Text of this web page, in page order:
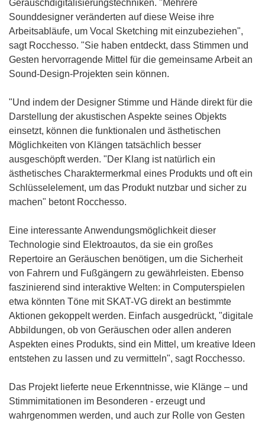
Geräuschdigitalisierungstechniken. "Mehrere
Sounddesigner veränderten auf diese Weise ihre
Arbeitsabläufe, um Vocal Sketching mit einzubeziehen",
sagt Rocchesso. "Sie haben entdeckt, dass Stimmen und
Gesten hervorragende Mittel für die gemeinsame Arbeit an
Sound-Design-Projekten sein können.
"Und indem der Designer Stimme und Hände direkt für die
Darstellung der akustischen Aspekte seines Objekts
einsetzt, können die funktionalen und ästhetischen
Möglichkeiten von Klängen tatsächlich besser
ausgeschöpft werden. "Der Klang ist natürlich ein
ästhetisches Charaktermerkmal eines Produkts und oft ein
Schlüsselelement, um das Produkt nutzbar und sicher zu
machen" betont Rocchesso.
Eine interessante Anwendungsmöglichkeit dieser
Technologie sind Elektroautos, da sie ein großes
Repertoire an Geräuschen benötigen, um die Sicherheit
von Fahrern und Fußgängern zu gewährleisten. Ebenso
faszinierend sind interaktive Welten: in Computerspielen
etwa könnten Töne mit SKAT-VG direkt an bestimmte
Aktionen gekoppelt werden. Einfach ausgedrückt, "digitale
Abbildungen, ob von Geräuschen oder allen anderen
Aspekten eines Produkts, sind ein Mittel, um kreative Ideen
entstehen zu lassen und zu vermitteln", sagt Rocchesso.
Das Projekt lieferte neue Erkenntnisse, wie Klänge – und
Stimmimitationen im Besonderen - erzeugt und
wahrgenommen werden, und auch zur Rolle von Gesten